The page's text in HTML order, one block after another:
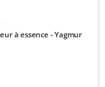
à essence - Yagmur